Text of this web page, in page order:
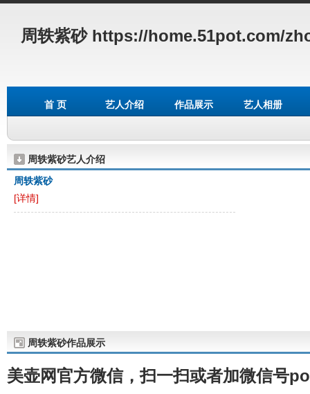
周轶紫砂https://home.51pot.com/
首 页 艺人介绍 作品展示 艺人相册
周轶紫砂艺人介绍
周轶紫砂
[详情]
周轶紫砂作品展示
美壶网官方微信，扫一扫或者加微信号